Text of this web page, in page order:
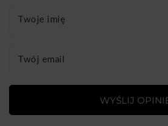
Twoje imię
Twój email
WYŚLIJ